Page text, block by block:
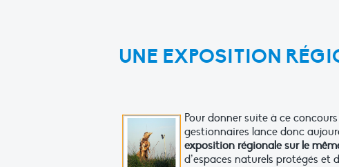
UNE EXPOSITION
Pour donner suite à ce
gestionnaires lance donc
exposition régionale sur le
d’espaces naturels protégés et